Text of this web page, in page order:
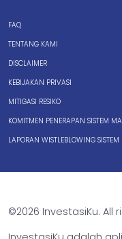
FAQ
TENTANG KAMI
DISCLAIMER
KEBIJAKAN PRIVASI
MITIGASI RESIKO
KOMITMEN PENERAPAN SISTEM
LAPORAN WISTLEBLOWING SISTEM
©2026 InvestasiKu. All